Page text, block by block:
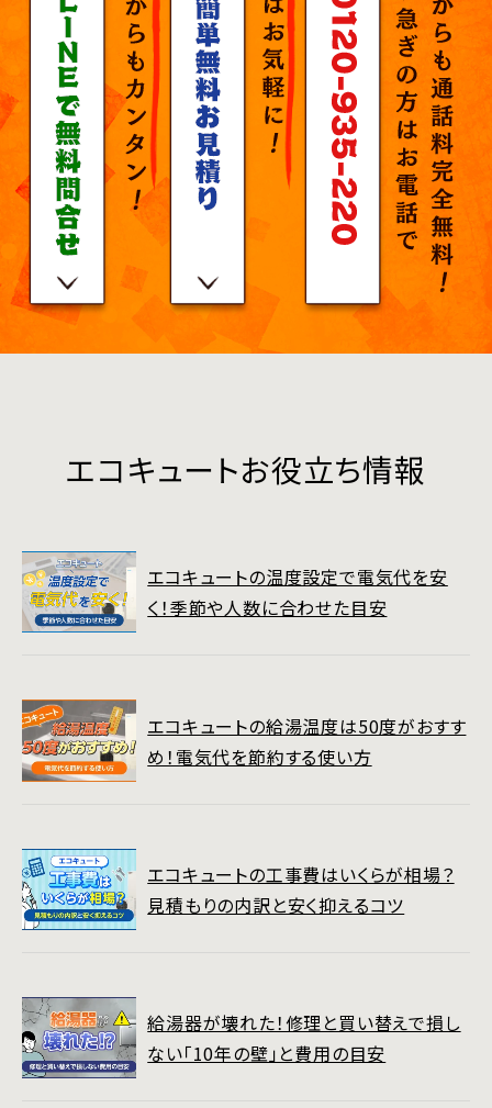
エコキュートお役立ち情報
エコキュートの温度設定で電気代を安
く！季節や人数に合わせた目安
エコキュートの給湯温度は50度がおすす
め！電気代を節約する使い方
エコキュートの工事費はいくらが相場？
見積もりの内訳と安く抑えるコツ
給湯器が壊れた！修理と買い替えで損し
ない「10年の壁」と費用の目安